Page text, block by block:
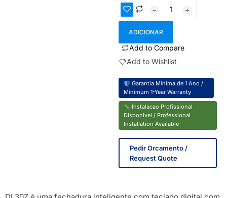
ADICIONAR
Add to Compare
Add to Wishlist
Garantia Minima de 1 Ano /
Minimum 1-Year Warranty
Instalacao Profissional
Disponivel / Professional
Installation Available
Pedir Orcamento /
Request Quote